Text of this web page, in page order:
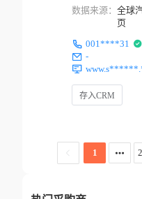
数据来源： 全球
页
001****31
-
存入CRM
1